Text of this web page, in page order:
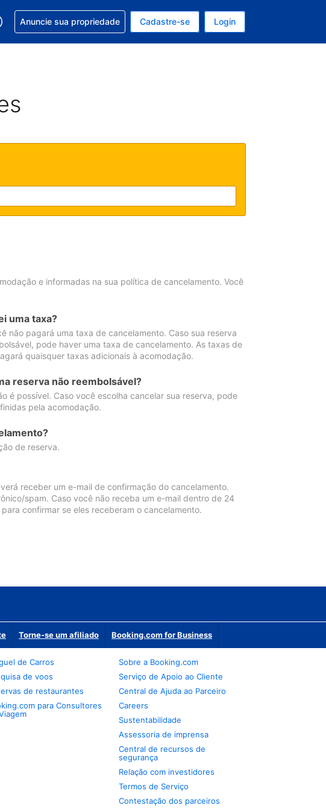
Atualmente, sua moeda é: Real
idioma. Atualmente, seu idioma é: Português (Brasil)
Receber ajuda com sua reserva
Anuncie sua propriedade Cadastre-se Login
e informadas na sua política de cancelamento. Você
uma taxa?
não pagará uma taxa de cancelamento. Caso sua reserva
pode haver uma taxa de cancelamento. As taxas de
quaisquer taxas adicionais à acomodação.
reserva não reembolsável?
é possível. Caso você escolha cancelar sua reserva, pode
pela acomodação.
de reserva.
receber um e-mail de confirmação do cancelamento.
spam. Caso você não receba um e-mail dentro de 24
confirmar se eles receberam o cancelamento.
Torne-se um afiliado Booking.com for Business
de Carros
de voos
de restaurantes
para Consultores
Sobre a Booking.com
Serviço de Apoio ao Cliente
Central de Ajuda ao Parceiro
Careers
Sustentabilidade
Assessoria de imprensa
Central de recursos de
segurança
Relação com investidores
Termos de Serviço
Contestação dos parceiros